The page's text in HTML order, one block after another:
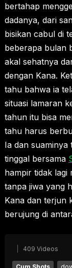
bertahap
dadanya, dari
bisikan cabul di
beberapa bulan
akal sehatnya
dengan Kana.
tahu bahwa ia
situasi lamaran
tahun itu bisa
tahu harus
Ia dan suaminya
tinggal bersama
hampir tidak lagi
tanpa jiwa yang
Kana dan terjun
berujung di
409 Videos